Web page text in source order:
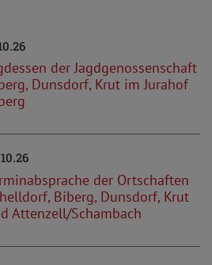
der Jagdgenossenschaft
Dunsdorf, Krut im Jurahof
der Ortschaften
Biberg, Dunsdorf, Krut
Attenzell/Schambach